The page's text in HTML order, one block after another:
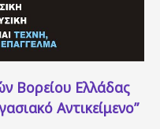
Βορείου Ελλάδας
Αντικείμενο”